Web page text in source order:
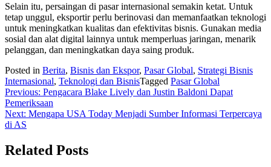
Selain itu, persaingan di pasar internasional semakin ketat. Untuk
tetap unggul, eksportir perlu berinovasi dan memanfaatkan teknologi
untuk meningkatkan kualitas dan efektivitas bisnis. Gunakan media
sosial dan alat digital lainnya untuk memperluas jaringan, menarik
pelanggan, dan meningkatkan daya saing produk.
Posted in Berita, Bisnis dan Ekspor, Pasar Global, Strategi Bisnis
Internasional, Teknologi dan BisnisTagged Pasar Global
Navigasi
pos
Previous: Pengacara Blake Lively dan Justin Baldoni Dapat
Pemeriksaan
Next: Mengapa USA Today Menjadi Sumber Informasi Terpercaya
di AS
Related Posts